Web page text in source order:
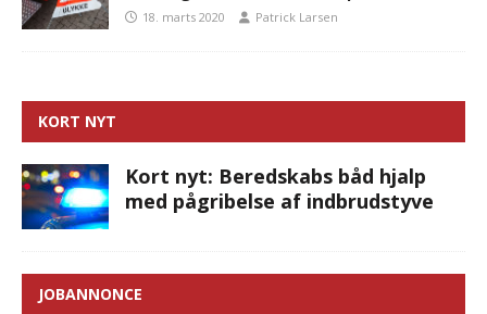
18. marts 2020 Patrick Larsen
KORT NYT
Kort nyt: Beredskabs båd hjalp
med pågribelse af indbrudstyve
JOBANNONCE